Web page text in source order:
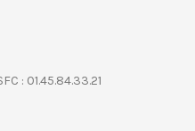
: 01.45.84.33.21